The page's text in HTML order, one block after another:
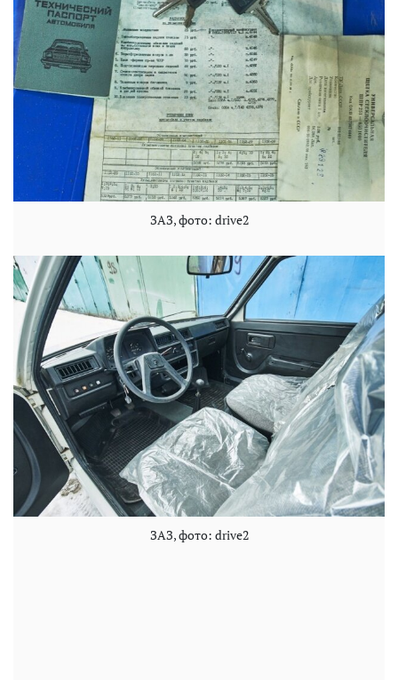
ЗАЗ, фото: drive2
ЗАЗ, фото: drive2